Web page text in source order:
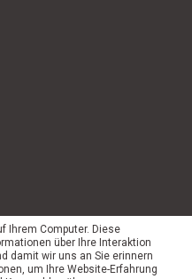
Ihrem Computer. Diese
über Ihre Interaktion
damit wir uns an Sie erinnern
um Ihre Website-Erfahrung